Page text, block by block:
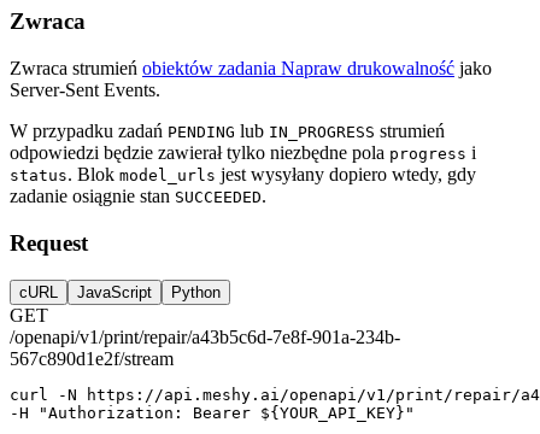
Zwraca
Zwraca strumień obiektów zadania Napraw drukowalność jako
Server-Sent Events.
W przypadku zadań PENDING lub IN_PROGRESS strumień
odpowiedzi będzie zawierał tylko niezbędne pola progress i
status. Blok model_urls jest wysyłany dopiero wtedy, gdy
zadanie osiągnie stan SUCCEEDED.
Request
cURL JavaScript Python
GET
/openapi/v1/print/repair/a43b5c6d-7e8f-901a-234b-
567c890d1e2f/stream
curl -N
https://api.meshy.ai/openapi/v1/print/repair/
-H
"Authorization: Bearer ${YOUR_API_KEY}"